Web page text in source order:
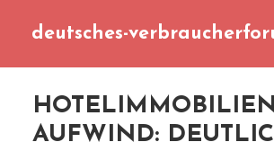
deutsches-
AUFWIND: